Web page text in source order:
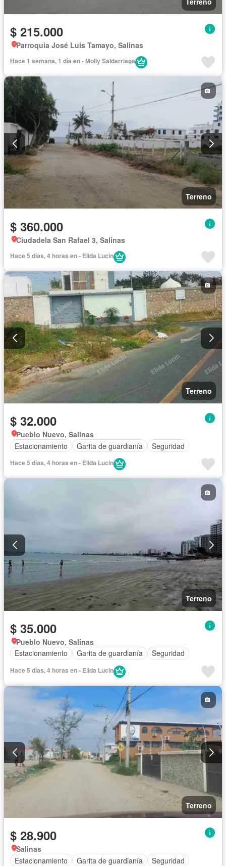
$ 215.000
Parroquia José Luis Tamayo, Salinas
Hace 1 semana, 1 día en - Molly Saldarriaga
Terreno
$ 360.000
Ciudadela San Rafael 3, Salinas
Hace 5 días, 4 horas en - Elida Lucin
Terreno
$ 32.000
Pueblo Nuevo, Salinas
Estacionamiento
Garita de guardianía Seguridad
Hace 5 días, 4 horas en - Elida Lucin
Terreno
$ 35.000
Pueblo Nuevo, Salinas
Estacionamiento
Garita de guardianía Seguridad
Hace 5 días, 4 horas en - Elida Lucin
Terreno
$ 28.900
Salinas
Estacionamiento
Garita de guardianía Seguridad